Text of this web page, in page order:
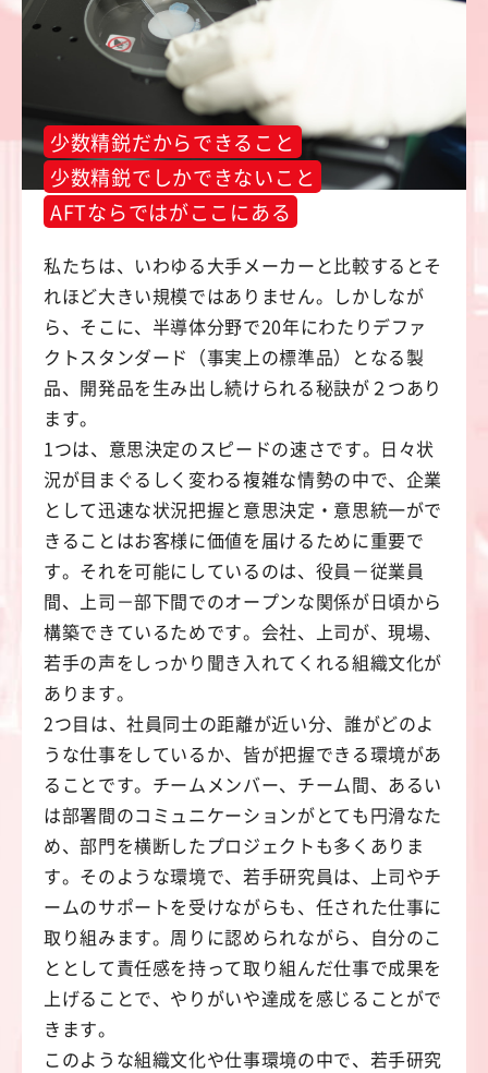
少数精鋭だからできること
少数精鋭でしかできないこと
AFTならではがここにある
私たちは、いわゆる大手メーカーと比較するとそ
れほど大きい規模ではありません。しかしなが
ら、そこに、半導体分野で20年にわたりデファ
クトスタンダード（事実上の標準品）となる製
品、開発品を生み出し続けられる秘訣が２つあり
ます。
1つは、意思決定のスピードの速さです。日々状
況が目まぐるしく変わる複雑な情勢の中で、企業
として迅速な状況把握と意思決定・意思統一がで
きることはお客様に価値を届けるために重要で
す。それを可能にしているのは、役員－従業員
間、上司－部下間でのオープンな関係が日頃から
構築できているためです。会社、上司が、現場、
若手の声をしっかり聞き入れてくれる組織文化が
あります。
2つ目は、社員同士の距離が近い分、誰がどのよ
うな仕事をしているか、皆が把握できる環境があ
ることです。チームメンバー、チーム間、あるい
は部署間のコミュニケーションがとても円滑なた
め、部門を横断したプロジェクトも多くありま
す。そのような環境で、若手研究員は、上司やチ
ームのサポートを受けながらも、任された仕事に
取り組みます。周りに認められながら、自分のこ
ととして責任感を持って取り組んだ仕事で成果を
上げることで、やりがいや達成を感じることがで
きます。
このような組織文化や仕事環境の中で、若手研究